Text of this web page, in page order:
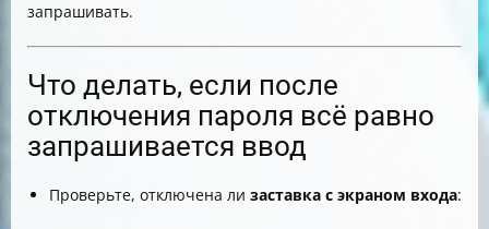
запрашивать.
Что делать, если после
отключения пароля всё равно
запрашивается ввод
Проверьте, отключена ли заставка с экраном входа: